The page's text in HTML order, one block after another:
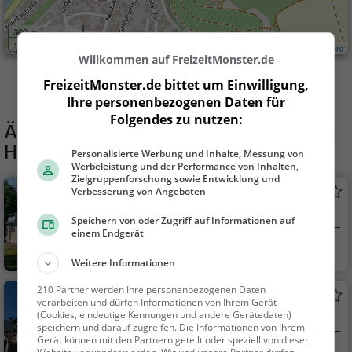
300 m
1000 ft
OpenStreetMap contributors
Ähnliche Aktivitäten wiePapiermühle
Homburg
Schlösschen im Hofgarten
Adelssitz in Wertheim
Schloss Kreuzwertheim
Adelssitz in Kreuzwertheim
Willkommen auf FreizeitMonster.de
FreizeitMonster.de bittet um Einwilligung,
Ihre personenbezogenen Daten für
Folgendes zu nutzen:
Personalisierte Werbung und Inhalte, Messung von
Werbeleistung und der Performance von Inhalten,
Zielgruppenforschung sowie Entwicklung und
Verbesserung von Angeboten
Speichern von oder Zugriff auf Informationen auf
einem Endgerät
Weitere Informationen
210 Partner werden Ihre personenbezogenen Daten
verarbeiten und dürfen Informationen von Ihrem Gerät
(Cookies, eindeutige Kennungen und andere Gerätedaten)
speichern und darauf zugreifen. Die Informationen von Ihrem
Gerät können mit den Partnern geteilt oder speziell von dieser